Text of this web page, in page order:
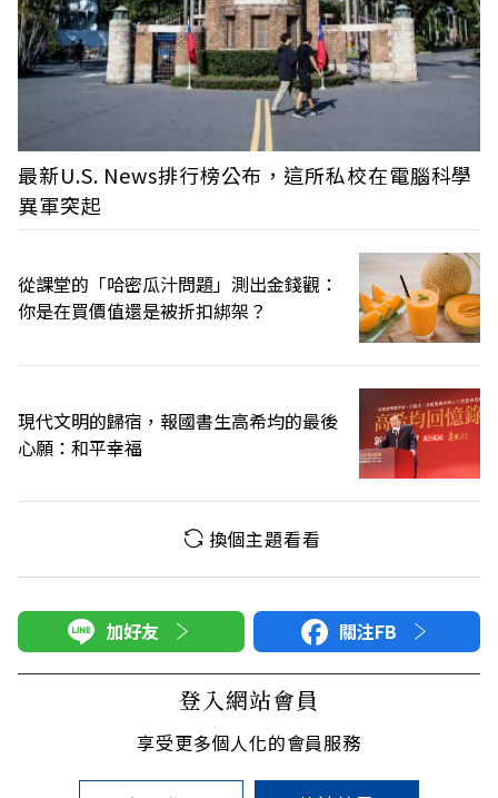
最新U.S. News排行榜公布，這所私校在電腦科學
異軍突起
從課堂的「哈密瓜汁問題」測出金錢觀：
你是在買價值還是被折扣綁架？
現代文明的歸宿，報國書生高希均的最後
心願：和平幸福
換個主題看看
加好友 關注FB
登入網站會員
享受更多個人化的會員服務